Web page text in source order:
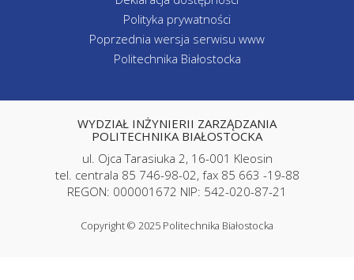
Polityka prywatności
Poprzednia wersja serwisu www
Politechnika Białostocka
WYDZIAŁ INŻYNIERII ZARZĄDZANIA
POLITECHNIKA BIAŁOSTOCKA
ul. Ojca Tarasiuka 2, 16-001 Kleosin
tel. centrala 85 746-98-02, fax 85 663 -19-88
REGON: 000001672 NIP: 542-020-87-21
Copyright © 2025 Politechnika Białostocka